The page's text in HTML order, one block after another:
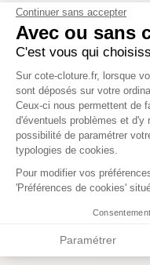
Les produits
11 déclinaisons
Clôture panneau rigide -
23,53 €
Continuer sans accepter
Avec ou sans
C'est vous qui
Plateforme de
Sur cote-cloture.fr, lorsque
sont déposés sur votre
Ceux-ci nous permettent de
d'éventuels problèmes et d'y
possibilité de paramétrer
typologies de cookies.
Pour modifier vos
'Préférences de cookies'
Paramétrer